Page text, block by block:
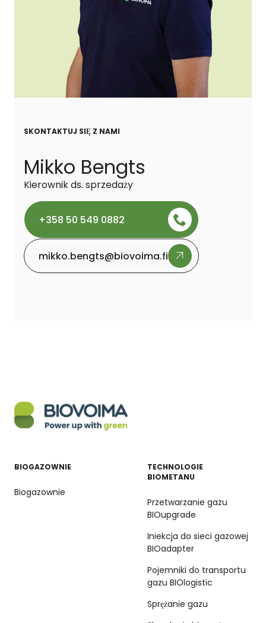
SKONTAKTUJ SIĘ Z NAMI
Mikko Bengts
Kierownik ds. sprzedaży
+358 50 549 0882
mikko.bengts@biovoima.fi
BIOGAZOWNIE
Biogazownie
TECHNOLOGIE
BIOMETANU
Przetwarzanie gazu
BIOupgrade
Iniekcja do sieci gazowej
BIOadapter
Pojemniki do transportu
gazu BIOlogistic
Sprężanie gazu